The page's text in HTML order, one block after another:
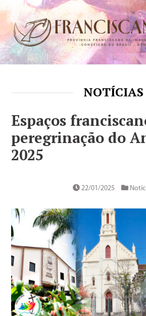
NOTÍCIAS
Espaços
peregrinação do
2025
22/01/2025